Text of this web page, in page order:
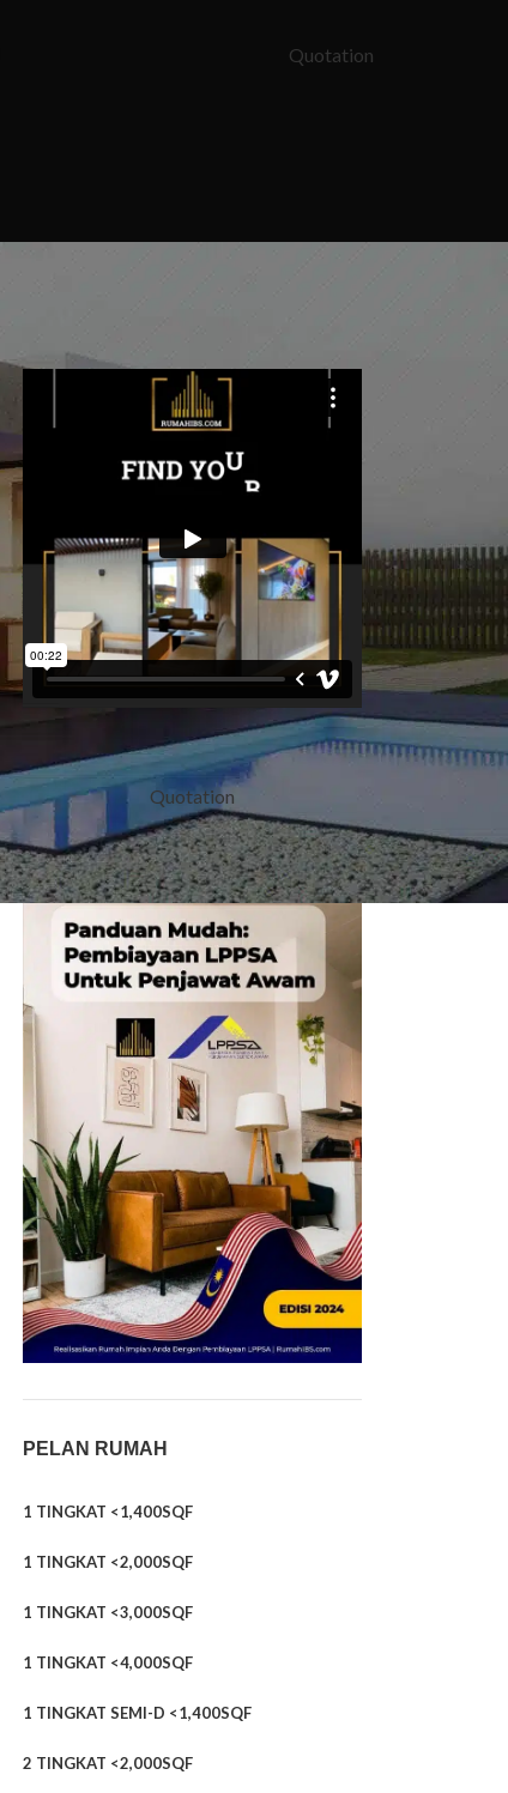
Quotation
Quotation
PELAN RUMAH
1 TINGKAT <1,400SQF
1 TINGKAT <2,000SQF
1 TINGKAT <3,000SQF
1 TINGKAT <4,000SQF
1 TINGKAT SEMI-D <1,400SQF
2 TINGKAT <2,000SQF